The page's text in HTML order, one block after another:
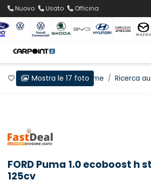
Nuovo Usato Officina
Preferiti Home Ricerca
Mostra le 17 foto
FORD Puma 1.0 ecoboost h
125cv